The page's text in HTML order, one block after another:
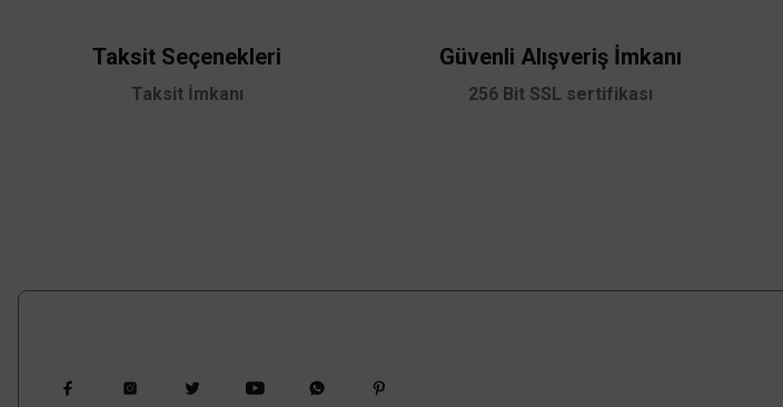
Ürün fiyatı diğer sitelerden daha pahalı.
Bu ürüne benzer farklı alternatifler olmalı.
Taksit Seçenekleri
Taksit İmkanı
Güvenli Alışveriş İmkanı
256 Bit SSL sertifikası